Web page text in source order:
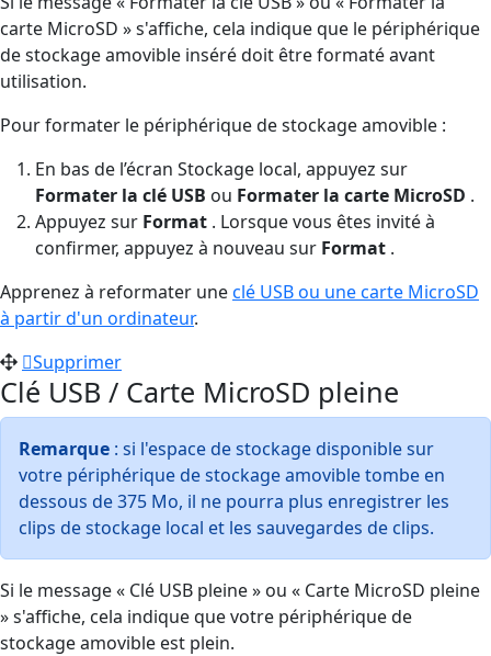
carte MicroSD » s'affiche, cela indique que le périphérique
de stockage amovible inséré doit être formaté avant
utilisation.
Pour formater le périphérique de stockage amovible :
En bas de l’écran Stockage local, appuyez sur
Formater la clé USB ou Formater la carte MicroSD .
Appuyez sur Format . Lorsque vous êtes invité à
confirmer, appuyez à nouveau sur Format .
Apprenez à reformater uneclé USB ou une carte MicroSD
à partir d'un ordinateur.
Supprimer
Clé USB / Carte MicroSD pleine
Remarque : si l'espace de stockage disponible sur
votre périphérique de stockage amovible tombe en
dessous de 375 Mo, il ne pourra plus enregistrer les
clips de stockage local et les sauvegardes de clips.
Si le message « Clé USB pleine » ou « Carte MicroSD pleine
» s'affiche, cela indique que votre périphérique de
stockage amovible est plein.